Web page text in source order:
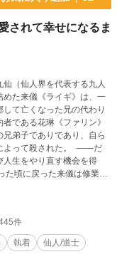
されて幸せになるま
（仙人界を代表する九人
た来儀《ライギ》は、一
て亡くなった兄の代わり
である花琳《ファリン》
弟子でありであり、自ら
よって殺された。 ――だ
生をやり直す機会を得
た頃に戻った来儀は修業に
り、その結果兄を救うこ
忘れてた、今度こそ幸せ
うとする来儀。 しかし、
、少し苦手な他門の仙
絡まれるようになっしま
めによる溺愛ストーリー
中華風ファンタジー。 →
件
執着
仙人/道士